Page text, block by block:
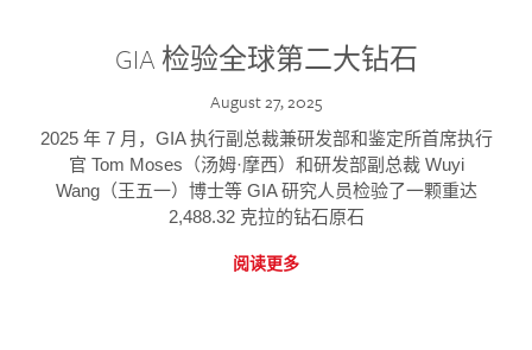
GIA 检验全球第二大钻石
August 27, 2025
2025 年 7 月，GIA 执行副总裁兼研发部和鉴定所首席执行
官 Tom Moses（汤姆·摩西）和研发部副总裁 Wuyi
Wang（王五一）博士等 GIA 研究人员检验了一颗重达
2,488.32 克拉的钻石原石
阅读更多